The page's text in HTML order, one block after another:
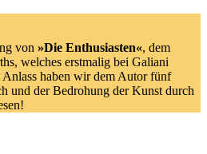
von »Die Enthusiasten«, dem
welches erstmalig bei Galiani
haben wir dem Autor fünf
und der Bedrohung der Kunst durch